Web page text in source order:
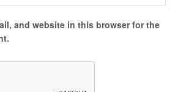
and website in this browser for the